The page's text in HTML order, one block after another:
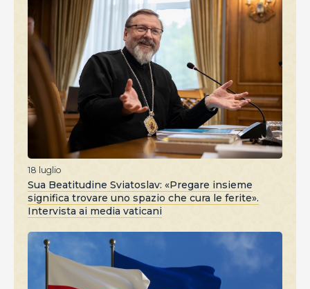
18 luglio
Sua Beatitudine Sviatoslav: «Pregare insieme
significa trovare uno spazio che cura le ferite».
Intervista ai media vaticani